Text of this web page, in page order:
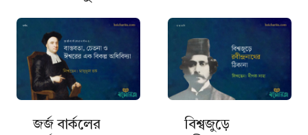
জর্জ বার্কলের
বিশ্বজুড়ে